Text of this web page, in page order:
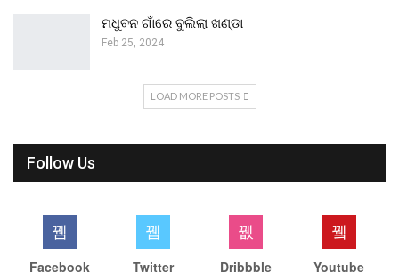
ମଧୁବନ ଗାଁରେ ବୁଲିଲା ଖଣ୍ଡା
Feb 25, 2024
LOAD MORE POSTS
Follow Us
Facebook Twitter Dribbble Youtube